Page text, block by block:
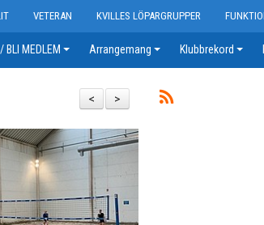
VETERAN KVILLES LÖPARGRUPPER
BLI MEDLEM Arrangemang Klubbrekord
>
<